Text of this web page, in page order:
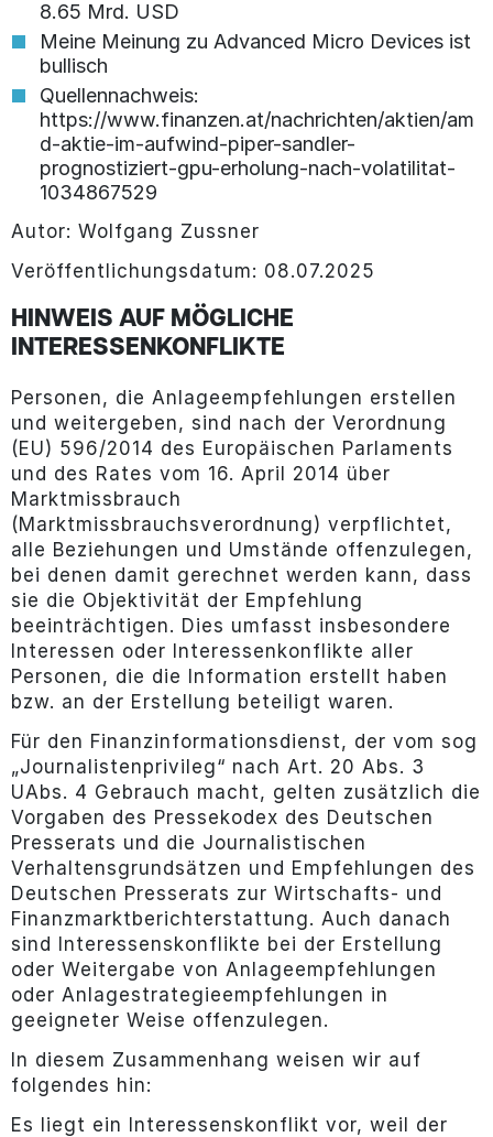
8.65 Mrd. USD
Meine Meinung zu Advanced Micro Devices ist
bullisch
Quellennachweis:
https://www.finanzen.at/nachrichten/aktien/am
d-aktie-im-aufwind-piper-sandler-
prognostiziert-gpu-erholung-nach-volatilitat-
1034867529
Autor: Wolfgang Zussner
Veröffentlichungsdatum: 08.07.2025
HINWEIS AUF MÖGLICHE
INTERESSENKONFLIKTE
Personen, die Anlageempfehlungen erstellen
und weitergeben, sind nach der Verordnung
(EU) 596/2014 des Europäischen Parlaments
und des Rates vom 16. April 2014 über
Marktmissbrauch
(Marktmissbrauchsverordnung) verpflichtet,
alle Beziehungen und Umstände offenzulegen,
bei denen damit gerechnet werden kann, dass
sie die Objektivität der Empfehlung
beeinträchtigen. Dies umfasst insbesondere
Interessen oder Interessenkonflikte aller
Personen, die die Information erstellt haben
bzw. an der Erstellung beteiligt waren.
Für den Finanzinformationsdienst, der vom sog
„Journalistenprivileg“ nach Art. 20 Abs. 3
UAbs. 4 Gebrauch macht, gelten zusätzlich die
Vorgaben des Pressekodex des Deutschen
Presserats und die Journalistischen
Verhaltensgrundsätzen und Empfehlungen des
Deutschen Presserats zur Wirtschafts- und
Finanzmarktberichterstattung. Auch danach
sind Interessenskonflikte bei der Erstellung
oder Weitergabe von Anlageempfehlungen
oder Anlagestrategieempfehlungen in
geeigneter Weise offenzulegen.
In diesem Zusammenhang weisen wir auf
folgendes hin:
Es liegt ein Interessenskonflikt vor, weil der